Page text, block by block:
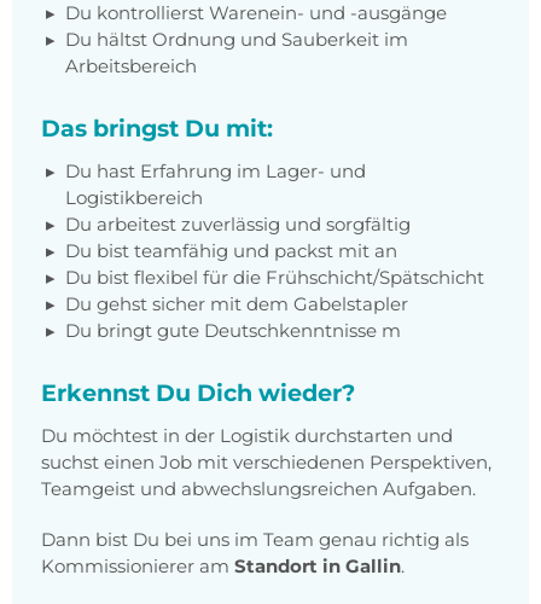
Du kontrollierst Warenein- und -ausgänge
Du hältst Ordnung und Sauberkeit im
Arbeitsbereich
Das bringst Du mit:
Du hast Erfahrung im Lager- und
Logistikbereich
Du arbeitest zuverlässig und sorgfältig
Du bist teamfähig und packst mit an
Du bist flexibel für die Frühschicht/Spätschicht
Du gehst sicher mit dem Gabelstapler
Du bringt gute Deutschkenntnisse m
Erkennst Du Dich wieder?
Du möchtest in der Logistik durchstarten und
suchst einen Job mit verschiedenen Perspektiven,
Teamgeist und abwechslungsreichen Aufgaben.
Dann bist Du bei uns im Team genau richtig als
Kommissionierer am Standort in Gallin.